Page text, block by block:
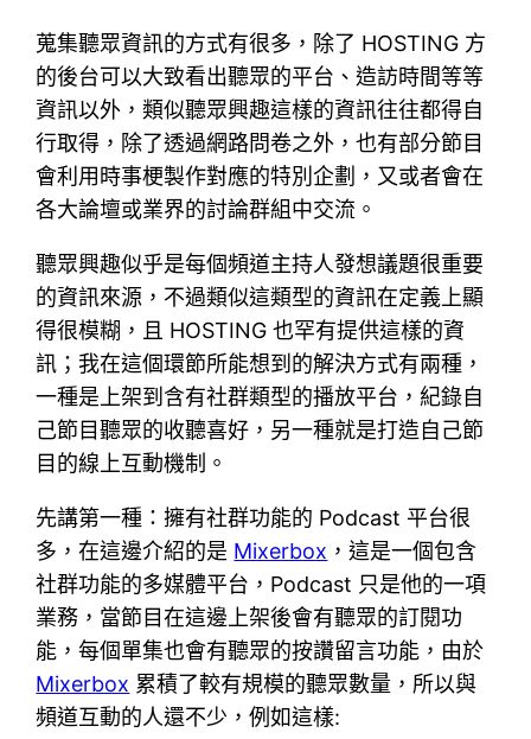
蒐集聽眾資訊的方式有很多，除了 HOSTING 方
的後台可以大致看出聽眾的平台、造訪時間等等
資訊以外，類似聽眾興趣這樣的資訊往往都得自
行取得，除了透過網路問卷之外，也有部分節目
會利用時事梗製作對應的特別企劃，又或者會在
各大論壇或業界的討論群組中交流。
聽眾興趣似乎是每個頻道主持人發想議題很重要
的資訊來源，不過類似這類型的資訊在定義上顯
得很模糊，且 HOSTING 也罕有提供這樣的資
訊；我在這個環節所能想到的解決方式有兩種，
一種是上架到含有社群類型的播放平台，紀錄自
己節目聽眾的收聽喜好，另一種就是打造自己節
目的線上互動機制。
先講第一種：擁有社群功能的 Podcast 平台很
多，在這邊介紹的是 Mixerbox ，這是一個包含
社群功能的多媒體平台，Podcast 只是他的一項
業務，當節目在這邊上架後會有聽眾的訂閱功
能，每個單集也會有聽眾的按讚留言功能，由於
Mixerbox 累積了較有規模的聽眾數量，所以與
頻道互動的人還不少，例如這樣: